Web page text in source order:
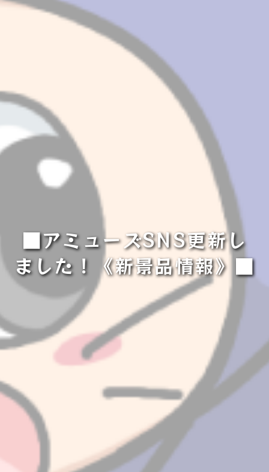
■アミューズSNS更新し
ました！《新景品情報》■